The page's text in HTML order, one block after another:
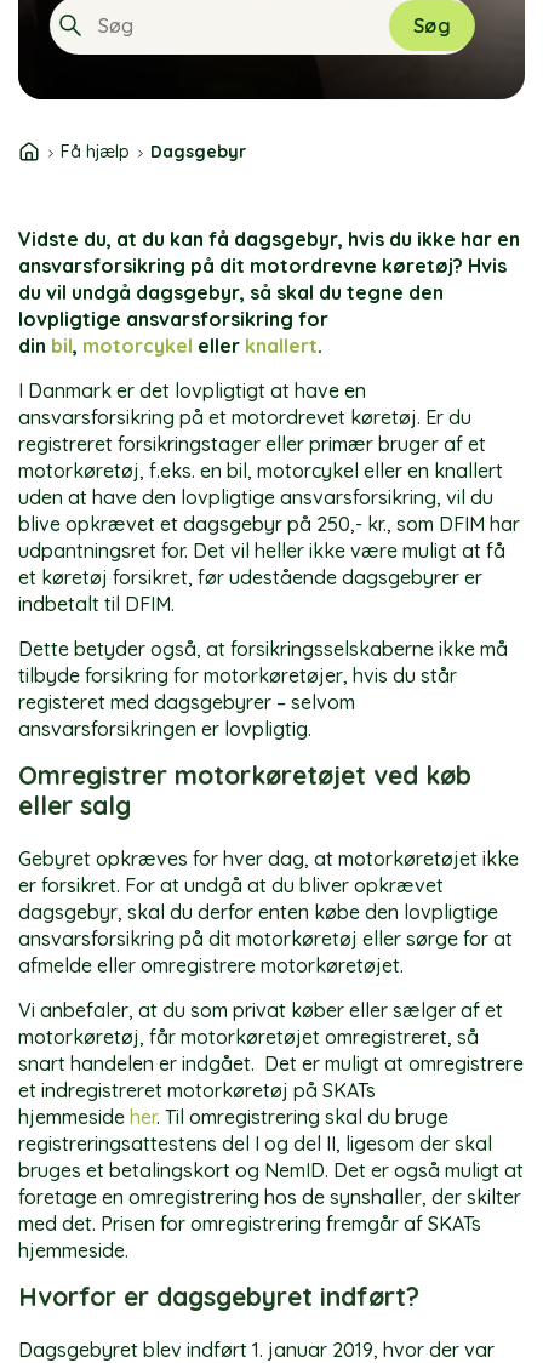
Søg
Få hjælp Dagsgebyr
Vidste du, at du kan få dagsgebyr, hvis du ikke har en
ansvarsforsikring på dit motordrevne køretøj? Hvis
du vil undgå dagsgebyr, så skal du tegne den
lovpligtige ansvarsforsikring for
din bil, motorcykel eller knallert.
I Danmark er det lovpligtigt at have en
ansvarsforsikring på et motordrevet køretøj. Er du
registreret forsikringstager eller primær bruger af et
motorkøretøj, f.eks. en bil, motorcykel eller en knallert
uden at have den lovpligtige ansvarsforsikring, vil du
blive opkrævet et dagsgebyr på 250,- kr., som DFIM har
udpantningsret for. Det vil heller ikke være muligt at få
et køretøj forsikret, før udestående dagsgebyrer er
indbetalt til DFIM.
Dette betyder også, at forsikringsselskaberne ikke må
tilbyde forsikring for motorkøretøjer, hvis du står
registeret med dagsgebyrer – selvom
ansvarsforsikringen er lovpligtig.
Omregistrer motorkøretøjet ved køb
eller salg
Gebyret opkræves for hver dag, at motorkøretøjet ikke
er forsikret. For at undgå at du bliver opkrævet
dagsgebyr, skal du derfor enten købe den lovpligtige
ansvarsforsikring på dit motorkøretøj eller sørge for at
afmelde eller omregistrere motorkøretøjet.
Vi anbefaler, at du som privat køber eller sælger af et
motorkøretøj, får motorkøretøjet omregistreret, så
snart handelen er indgået. Det er muligt at omregistrere
et indregistreret motorkøretøj på SKATs
hjemmeside her. Til omregistrering skal du bruge
registreringsattestens del I og del II, ligesom der skal
bruges et betalingskort og NemID. Det er også muligt at
foretage en omregistrering hos de synshaller, der skilter
med det. Prisen for omregistrering fremgår af SKATs
hjemmeside.
Hvorfor er dagsgebyret indført?
Dagsgebyret blev indført 1. januar 2019, hvor der var